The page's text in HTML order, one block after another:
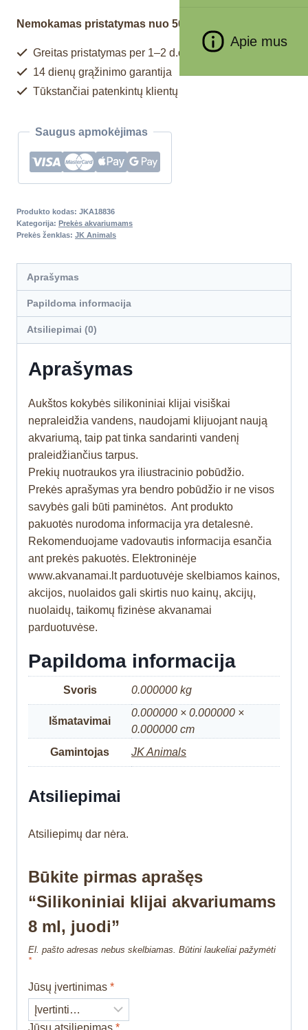
Apie mus
Nemokamas pristatymas nuo 50€
Greitas pristatymas per 1–2 d.d.
14 dienų grąžinimo garantija
Tūkstančiai patenkintų klientų
Saugus apmokėjimas
Produkto kodas: JKA18836
Kategorija: Prekės akvariumams
Prekės ženklas: JK Animals
Aprašymas
Papildoma informacija
Atsiliepimai (0)
Aprašymas
Aukštos kokybės silikoniniai klijai visiškai
nepraleidžia vandens, naudojami klijuojant naują
akvariumą, taip pat tinka sandarinti vandenį
praleidžiančius tarpus.
Prekių nuotraukos yra iliustracinio pobūdžio.
Prekės aprašymas yra bendro pobūdžio ir ne visos
savybės gali būti paminėtos. Ant produkto
pakuotės nurodoma informacija yra detalesnė.
Rekomenduojame vadovautis informacija esančia
ant prekės pakuotės. Elektroninėje
www.akvanamai.lt parduotuvėje skelbiamos kainos,
akcijos, nuolaidos gali skirtis nuo kainų, akcijų,
nuolaidų, taikomų fizinėse akvanamai
parduotuvėse.
Papildoma informacija
Svoris 0.000000 kg
Išmatavimai
0.000000 × 0.000000 ×
0.000000 cm
Gamintojas
JK Animals
Atsiliepimai
Atsiliepimų dar nėra.
Būkite pirmas aprašęs
“Silikoniniai klijai akvariumams
8 ml, juodi”
El. pašto adresas nebus skelbiamas. Būtini laukeliai pažymėti
*
Jūsų įvertinimas *